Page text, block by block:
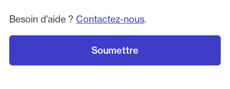
Besoin d'aide ? Contactez-nous.
Soumettre